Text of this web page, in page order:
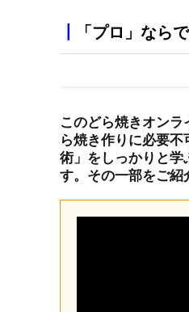
「プロ」なら
このどら焼きオン
ら焼き作りに必要
術」をしっかりと学
す。その一部をご紹